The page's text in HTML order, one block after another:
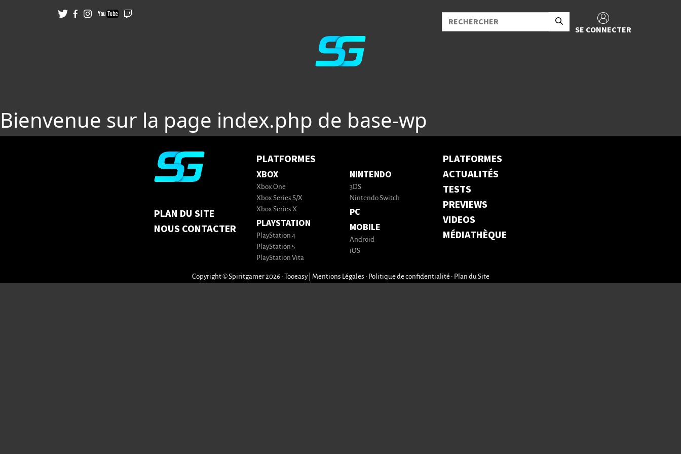
SE CONNECTER
Bienvenue sur la page index.php de base-wp
PLAN DU SITE
NOUS CONTACTER
PLATFORMES
XBOX
Xbox One
Xbox Series S/X
Xbox Series X
PLAYSTATION
PlayStation 4
PlayStation 5
PlayStation Vita
NINTENDO
3DS
Nintendo Switch
PC
MOBILE
Android
iOS
PLATFORMES
ACTUALITÉS
TESTS
PREVIEWS
VIDEOS
MÉDIATHÈQUE
Copyright © Spiritgamer 2026 • Tooeasy Mentions Légales • Politique de confidentialité• Plan du Site